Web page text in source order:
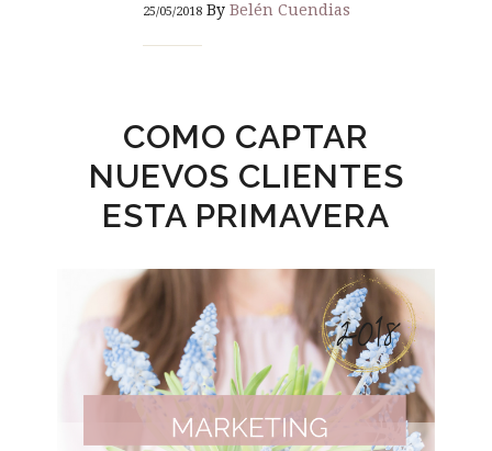
25/05/2018By Belén Cuendias
COMO CAPTAR
NUEVOS CLIENTES
ESTA PRIMAVERA